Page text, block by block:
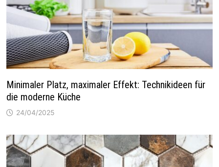
Minimaler Platz, maximaler Effekt: Technikideen für
die moderne Küche
24/04/2025